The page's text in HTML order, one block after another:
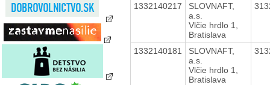
1332140217
SLOVNAFT,
a.s.
Vlčie hrdlo 1,
Bratislava
1332140181
SLOVNAFT,
a.s.
Vlčie hrdlo 1,
Bratislava